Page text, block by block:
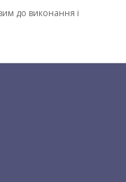
до виконання і